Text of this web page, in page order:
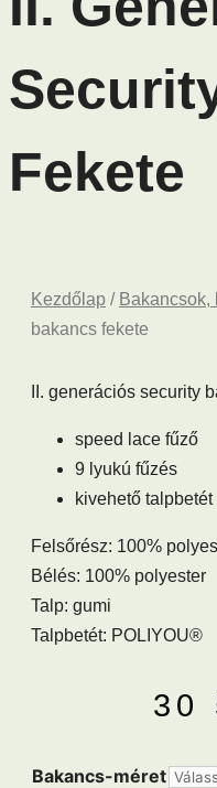
Fekete
Kezdőlap / Bakancsok,
bakancs fekete
II. generációs security
speed lace fűző
9 lyukú fűzés
kivehető talpbetét
Felsőrész: 100%
Bélés: 100% polyester
Talp: gumi
Talpbetét: POLIYOU®
30
Bakancs-méret